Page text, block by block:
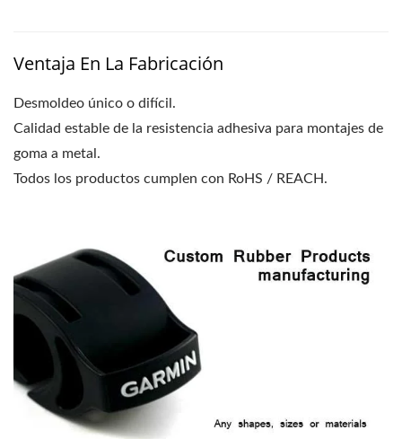
Ventaja En La Fabricación
Desmoldeo único o difícil.
Calidad estable de la resistencia adhesiva para montajes de
goma a metal.
Todos los productos cumplen con RoHS / REACH.